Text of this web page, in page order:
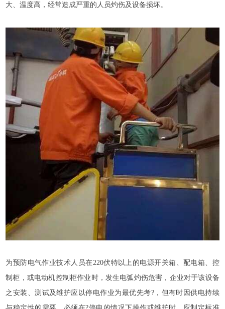
大、温度高，经常造成严重的人员灼伤及设备损坏。
为预防电气作业技术人员在220伏特以上的电源开关箱、配电箱、控
制柜，或电动机控制柜作业时，发生电弧灼伤危害，企业对于该设备
之安装、测试及维护应以停电作业为最优先考?，但有时因供电持续